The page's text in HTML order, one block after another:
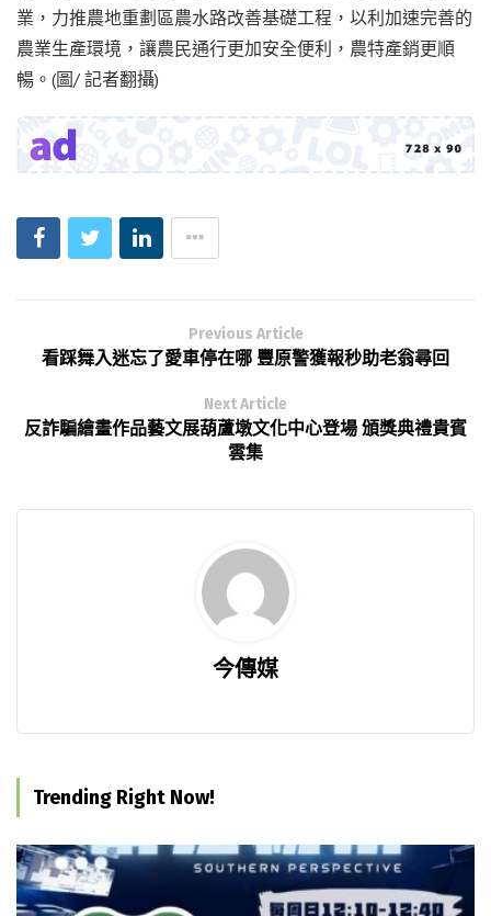
業，力推農地重劃區農水路改善基礎工程，以利加速完善的
農業生產環境，讓農民通行更加安全便利，農特產銷更順
暢。(圖/ 記者翻攝)
Previous Article
看踩舞入迷忘了愛車停在哪 豐原警獲報秒助老翁尋回
Next Article
反詐騙繪畫作品藝文展葫蘆墩文化中心登場 頒獎典禮貴賓
雲集
今傳媒
Trending Right Now!